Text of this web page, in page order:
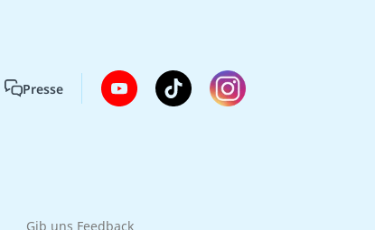
Presse
Gib uns Feedback